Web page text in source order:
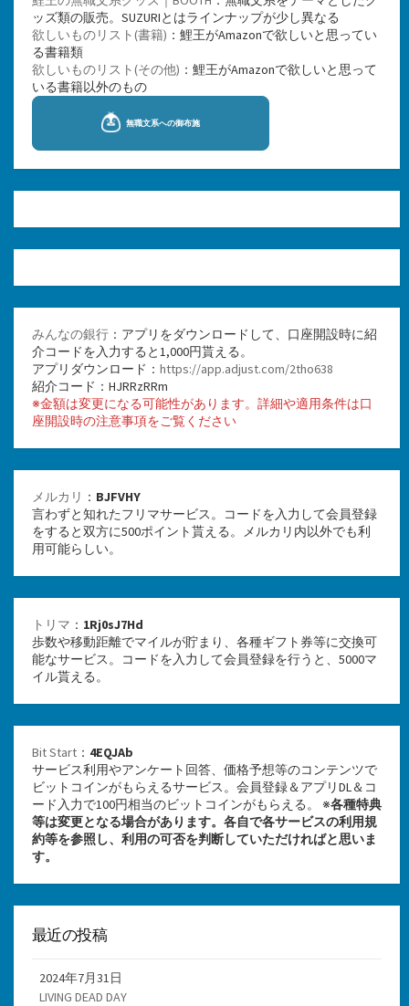
ッズ類の販売。SUZURIとはラインナップが少し異なる
欲しいものリスト(書籍) ：鯉王がAmazonで欲しいと思ってい
る書籍類
欲しいものリスト(その他) ：鯉王がAmazonで欲しいと思って
いる書籍以外のもの
みんなの銀行 ：アプリをダウンロードして、口座開設時に紹
介コードを入力すると1,000円貰える。
アプリダウンロード： https://app.adjust.com/2tho638
紹介コード：HJRRzRRm
※金額は変更になる可能性があります。詳細や適用条件は口
座開設時の注意事項をご覧ください
メルカリ ： BJFVHY
言わずと知れたフリマサービス。コードを入力して会員登録
をすると双方に500ポイント貰える。メルカリ内以外でも利
用可能らしい。
トリマ ： 1Rj0sJ7Hd
歩数や移動距離でマイルが貯まり、各種ギフト券等に交換可
能なサービス。コードを入力して会員登録を行うと、5000マ
イル貰える。
Bit Start ： 4EQJAb
サービス利用やアンケート回答、価格予想等のコンテンツで
ビットコインがもらえるサービス。会員登録＆アプリDL＆コ
ード入力で100円相当のビットコインがもらえる。 ※各種特典
等は変更となる場合があります。各自で各サービスの利用規
約等を参照し、利用の可否を判断していただければと思いま
す。
最近の投稿
2024年7月31日
LIVING DEAD DAY